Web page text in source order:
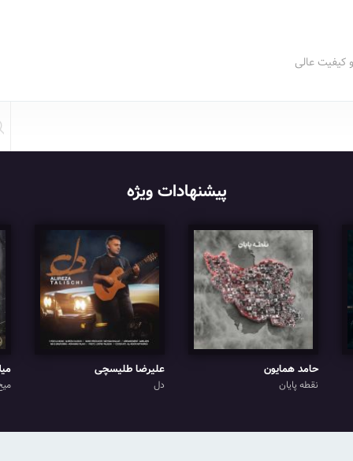
کیفیت عالی
پیشنهادات ویژه
حامد همایون
نقطه پایان
علیرضا طلیسچی
دل